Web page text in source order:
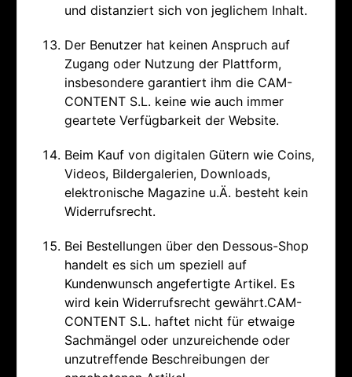
und distanziert sich von jeglichem Inhalt.
Der Benutzer hat keinen Anspruch auf
Zugang oder Nutzung der Plattform,
insbesondere garantiert ihm die CAM-
CONTENT S.L. keine wie auch immer
geartete Verfügbarkeit der Website.
Beim Kauf von digitalen Gütern wie Coins,
Videos, Bildergalerien, Downloads,
elektronische Magazine u.Ä. besteht kein
Widerrufsrecht.
Bei Bestellungen über den Dessous-Shop
handelt es sich um speziell auf
Kundenwunsch angefertigte Artikel. Es
wird kein Widerrufsrecht gewährt.CAM-
CONTENT S.L. haftet nicht für etwaige
Sachmängel oder unzureichende oder
unzutreffende Beschreibungen der